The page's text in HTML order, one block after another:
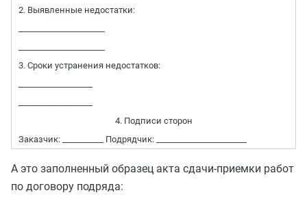
2. Выявленные недостатки:
3. Сроки устранения недостатков:
4. Подписи сторон
Заказчик: __________ Подрядчик: ______________________
А это заполненный образец акта сдачи-приемки работ
по договору подряда: